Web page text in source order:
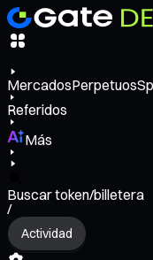
MercadosPerpetuos
Referidos
Más
Buscar token/billetera
/
Actividad